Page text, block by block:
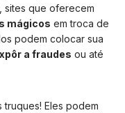
sites que oferecem
mágicos em troca de
podem colocar sua
a fraudes ou até
Eles podem